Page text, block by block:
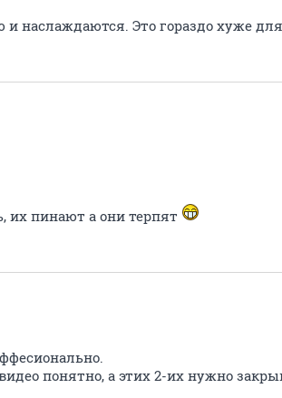
наслаждаются. Это гораздо хуже
их пинают а они терпят
понятно, а этих 2-их нужно